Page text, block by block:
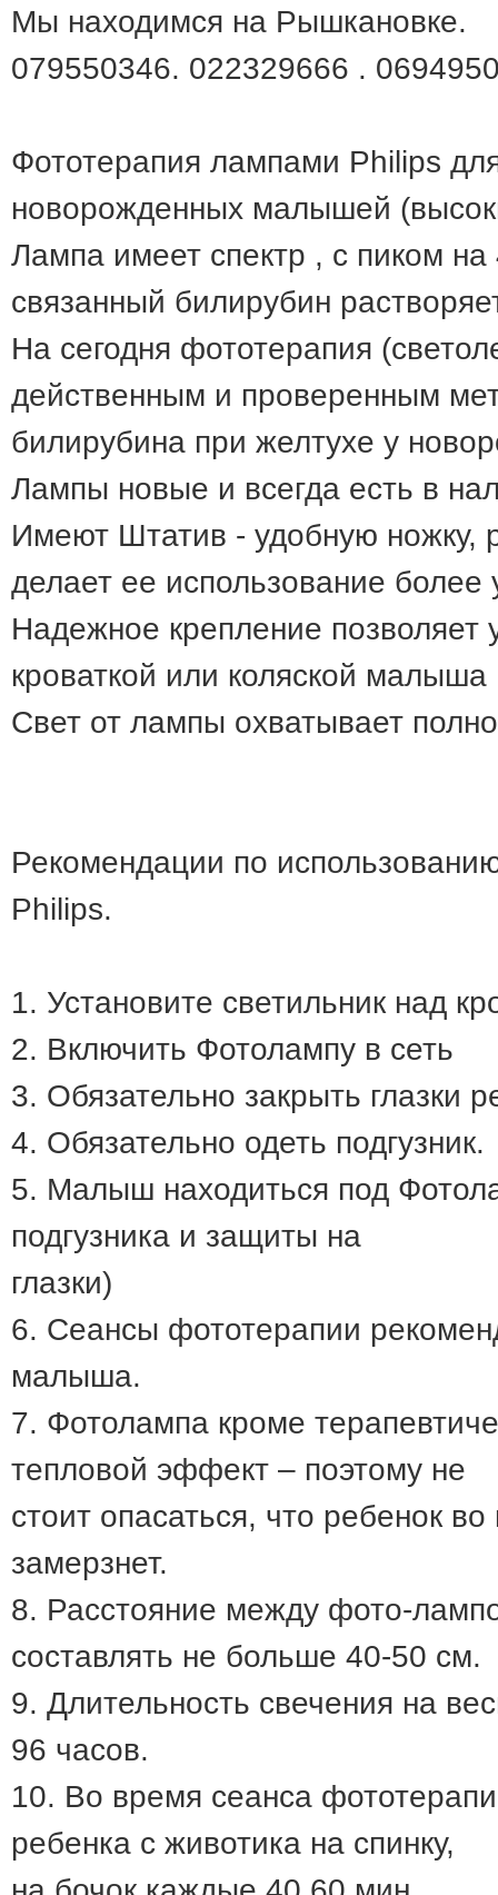
Мы находимся на Рышкановке.
079550346. 022329666 .
Фототерапия лампами Philips
новорожденных малышей
Лампа имеет спектр , с пиком на
связанный билирубин
На сегодня фототерапия
действенным и проверенным
билирубина при желтухе у
Лампы новые и всегда есть в
Имеют Штатив - удобную ножку,
делает ее использование более
Надежное крепление позволяет
кроваткой или коляской малыша
Свет от лампы охватывает
Рекомендации по
Philips.
1. Установите светильник над
2. Включить Фотолампу в сеть
3. Обязательно закрыть глазки
4. Обязательно одеть подгузник.
5. Малыш находиться под
подгузника и защиты на
глазки)
6. Сеансы фототерапии
малыша.
7. Фотолампа кроме
тепловой эффект – поэтому не
стоит опасаться, что ребенок
замерзнет.
8. Расстояние между фото-
составлять не больше 40-50 см.
9. Длительность свечения на
96 часов.
10. Во время сеанса
ребенка с животика на спинку,